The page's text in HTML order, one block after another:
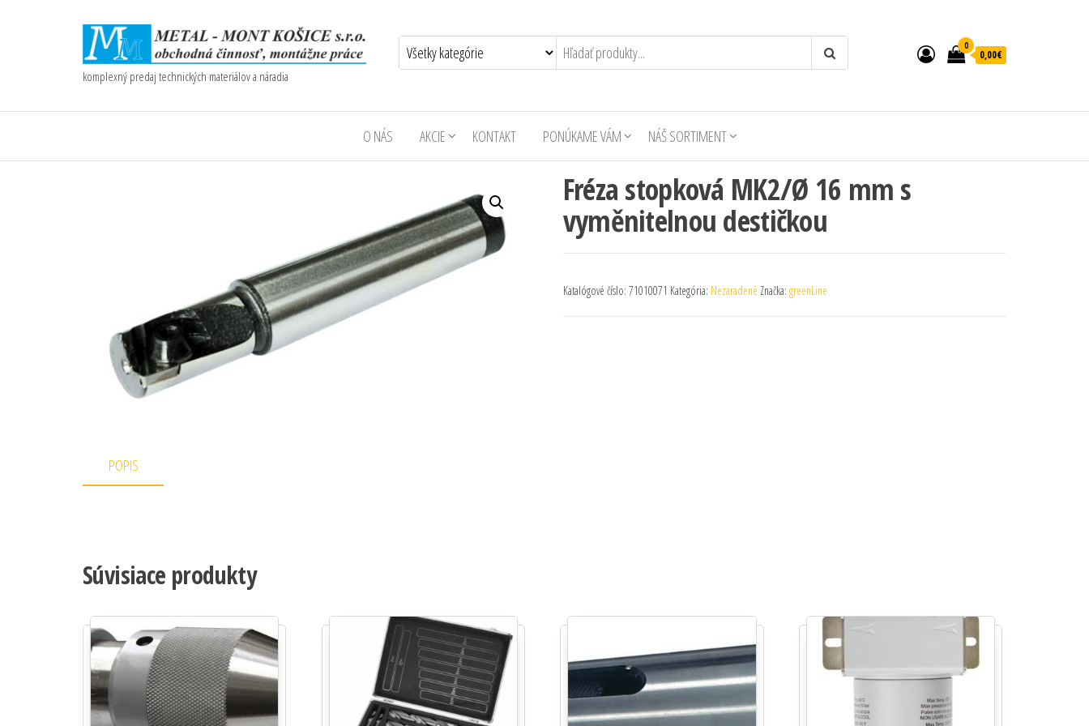
komplexný predaj technických materiálov a náradia
0
0,00€
O NÁS AKCIE KONTAKT PONÚKAME VÁM NÁŠ SORTIMENT
Fréza stopková MK2/Ø 16 mm s
vyměnitelnou destičkou
Katalógové číslo: 71010071 Kategória: Nezaradené Značka: greenLine
POPIS
Súvisiace produkty